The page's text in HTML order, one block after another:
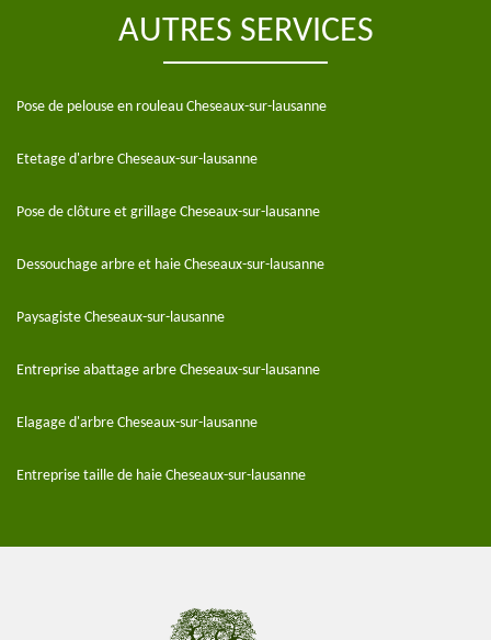
AUTRES SERVICES
Pose de pelouse en rouleau Cheseaux-sur-lausanne
Etetage d'arbre Cheseaux-sur-lausanne
Pose de clôture et grillage Cheseaux-sur-lausanne
Dessouchage arbre et haie Cheseaux-sur-lausanne
Paysagiste Cheseaux-sur-lausanne
Entreprise abattage arbre Cheseaux-sur-lausanne
Elagage d'arbre Cheseaux-sur-lausanne
Entreprise taille de haie Cheseaux-sur-lausanne